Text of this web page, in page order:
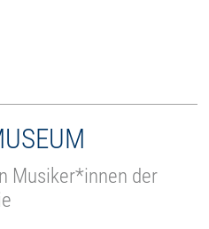
Musiker*innen der